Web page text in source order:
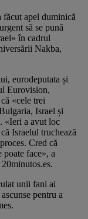
apel duminică
să se pună
în cadrul
Nakba,
eurodeputata și
Eurovision,
«cele trei
Israel și
«Ieri a avut loc
Israelul truchează
Cred că
poate face», a
unii fani ai
pentru a